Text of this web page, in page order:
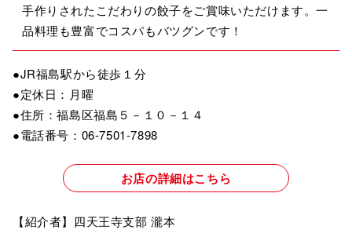
手作りされたこだわりの餃子をご賞味いただけます。一
品料理も豊富でコスパもバツグンです！
●JR福島駅から徒歩１分
●定休日：月曜
●住所：福島区福島５－１０－１４
●電話番号：06-7501-7898
お店の詳細はこちら
【紹介者】四天王寺支部 瀧本